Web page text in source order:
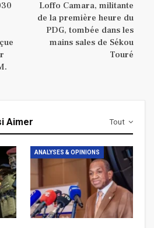
Loffo Camara, militante
de la première heure du
PDG, tombée dans les
mains sales de Sékou
Touré
Tout
Aimer
ANALYSES & OPINIONS